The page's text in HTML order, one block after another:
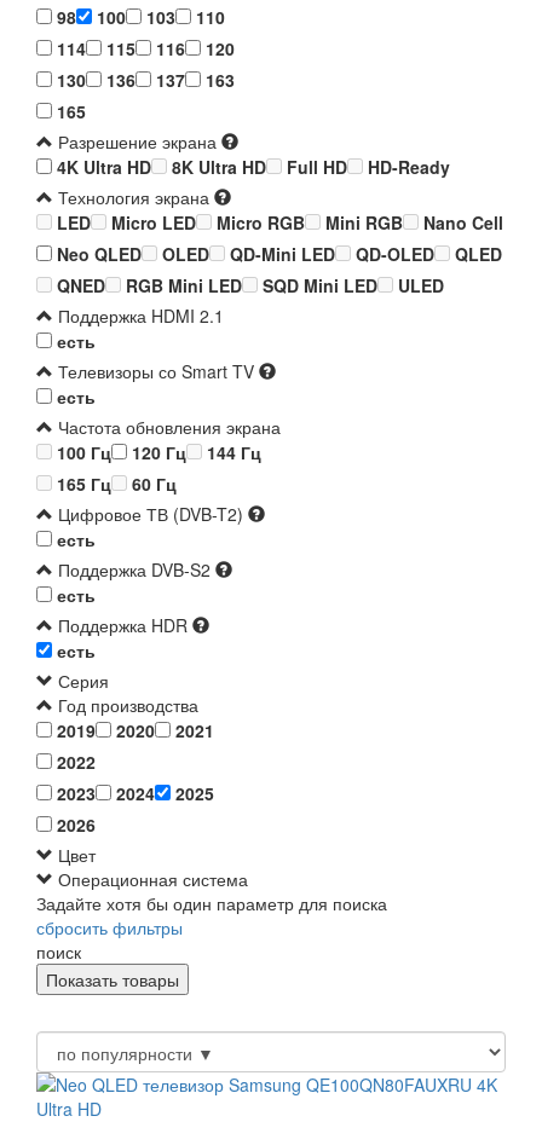
98
100 103
110
114
115 116
120
130
136 137
163
165
Разрешение экрана
4K Ultra HD
8K Ultra HD Full HD
HD-Ready
Технология экрана
LED
Micro LED Micro RGB Mini RGB
Nano Cell
Neo QLED
OLED QD-Mini LED QD-OLED
QLED
QNED
RGB Mini LED SQD Mini LED
ULED
Поддержка HDMI 2.1
есть
Телевизоры со Smart TV
есть
Частота обновления экрана
100 Гц
120 Гц
144 Гц
165 Гц
60 Гц
Цифровое ТВ (DVB-T2)
есть
Поддержка DVB-S2
есть
Поддержка HDR
есть
Серия
Год производства
2019
2020
2021
2022
2023
2024
2025
2026
Цвет
Операционная система
Задайте хотя бы один параметр для поиска
сбросить фильтры
поиск